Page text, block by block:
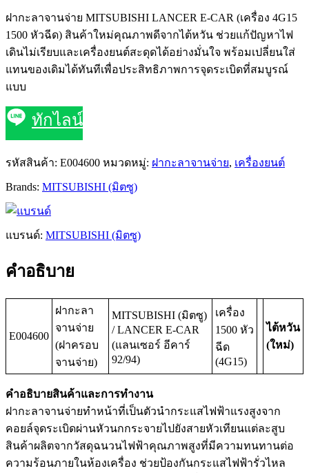
ฝากะลาจานจ่าย MITSUBISHI LANCER E-CAR (เครื่อง 4G15
1500 หัวฉีด) สินค้าใหม่คุณภาพดีจากไต้หวัน ช่วยแก้ปัญหาไฟ
เดินไม่เรียบและเครื่องยนต์สะดุดได้อย่างมั่นใจ พร้อมเปลี่ยนใส่
แทนของเดิมได้ทันทีเพื่อประสิทธิภาพการจุดระเบิดที่สมบูรณ์
แบบ
ทักไลน์
รหัสสินค้า: E004600 หมวดหมู่: ฝากะลาจานจ่าย, เครื่องยนต์
Brands: MITSUBISHI (มิตซู)
แบรนด์: MITSUBISHI (มิตซู)
คำอธิบาย
E004600
ฝากะลา
จานจ่าย
(ฝาครอบ
จานจ่าย)
MITSUBISHI (มิตซู)
/ LANCER E-CAR
(แลนเซอร์ อีคาร์
92/94)
เครื่อง
1500 หัว
ฉีด
(4G15)
ไต้หวัน
(ใหม่)
คำอธิบายสินค้าและการทำงาน
ฝากะลาจานจ่ายทำหน้าที่เป็นตัวนำกระแสไฟฟ้าแรงสูงจาก
คอยล์จุดระเบิดผ่านหัวนกกระจายไปยังสายหัวเทียนแต่ละสูบ
สินค้าผลิตจากวัสดุฉนวนไฟฟ้าคุณภาพสูงที่มีความทนทานต่อ
ความร้อนภายในห้องเครื่อง ช่วยป้องกันกระแสไฟฟ้ารั่วไหล